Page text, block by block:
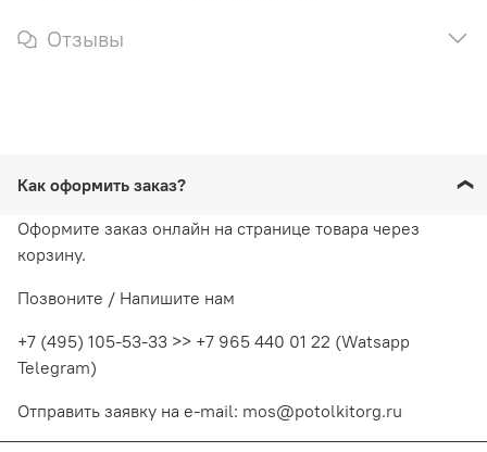
Отзывы
Как оформить заказ?
Оформите заказ онлайн на странице товара через
корзину.
Позвоните / Напишите нам
+7 (495) 105-53-33 >> +7 965 440 01 22 (Watsapp
Telegram)
Отправить заявку на e-mail: mos@potolkitorg.ru